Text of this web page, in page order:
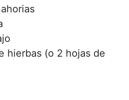
hierbas (o 2 hojas de